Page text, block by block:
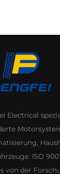
Electrical
ISO
von der